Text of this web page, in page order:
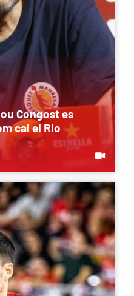
Congost es
cal el Rio